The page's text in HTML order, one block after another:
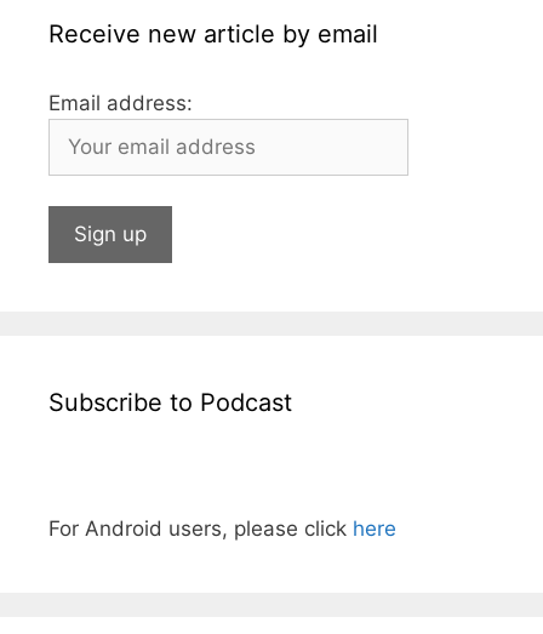
Receive new article by email
Email address:
Subscribe to Podcast
For Android users, please click here